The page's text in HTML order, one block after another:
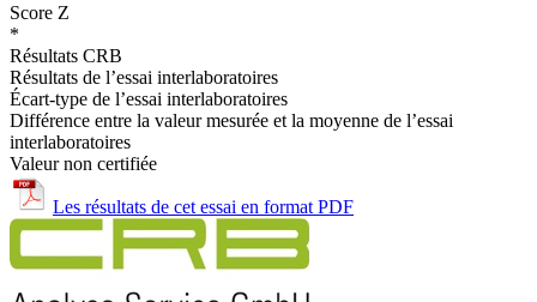
Score Z
*
Résultats CRB
Résultats de l’essai interlaboratoires
Écart-type de l’essai interlaboratoires
Différence entre la valeur mesurée et la moyenne de l’essai
interlaboratoires
Valeur non certifiée
Les résultats de cet essai en format PDF